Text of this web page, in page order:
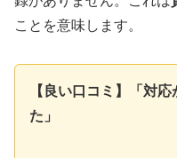
ことを意味します。
【良い口コミ】「対
た」